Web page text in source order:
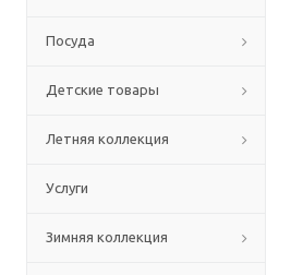
Посуда
Детские товары
Летняя коллекция
Услуги
Зимняя коллекция